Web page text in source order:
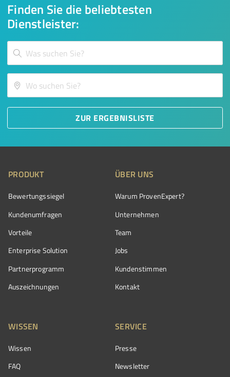
Finden Sie die beliebtesten
Dienstleister:
ZUR ERGEBNISLISTE
PRODUKT
Bewertungssiegel
Kundenumfragen
Vorteile
Enterprise Solution
Partnerprogramm
Auszeichnungen
ÜBER UNS
Warum ProvenExpert?
Unternehmen
Team
Jobs
Kundenstimmen
Kontakt
WISSEN
Wissen
FAQ
SERVICE
Presse
Newsletter